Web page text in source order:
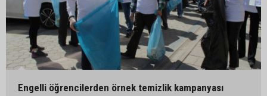
Engelli öğrencilerden örnek temizlik kampanyası